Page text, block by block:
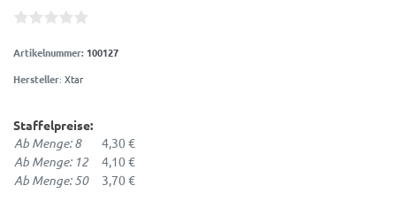
Artikelnummer: 100127
Hersteller: Xtar
Staffelpreise:
Ab Menge: 8 4,30 €
Ab Menge: 12 4,10 €
Ab Menge: 50 3,70 €